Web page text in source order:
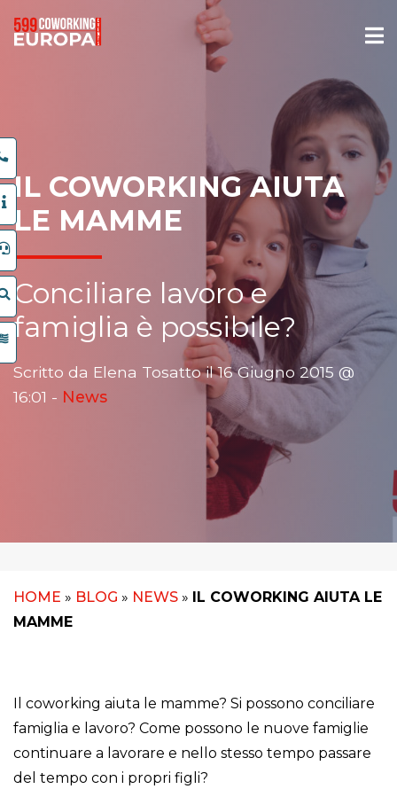
IL COWORKING AIUTA
LE MAMME
Conciliare lavoro e
famiglia è possibile?
Scritto da Elena Tosatto il 16 Giugno 2015 @
16:01 - News
HOME » BLOG » NEWS » IL COWORKING AIUTA LE
MAMME
Il coworking aiuta le mamme? Si possono conciliare
famiglia e lavoro? Come possono le nuove famiglie
continuare a lavorare e nello stesso tempo passare
del tempo con i propri figli?